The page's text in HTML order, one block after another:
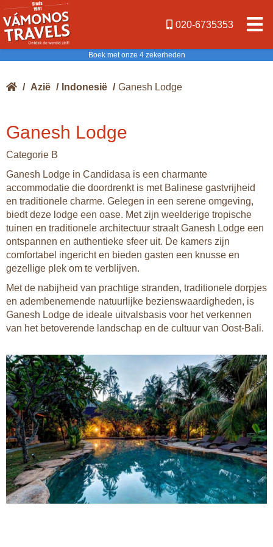
020-6735353
Boek met onze 4 zekerheden
/ Azië / Indonesië / Ganesh Lodge
Ganesh Lodge
Categorie B
Ganesh Lodge in Candidasa is een charmante
accommodatie die doordrenkt is met Balinese gastvrijheid
en traditionele charme. Gelegen in een serene omgeving,
biedt deze lodge een oase. Met zijn weelderige tropische
tuinen en traditionele architectuur straalt Ganesh Lodge een
ontspannen en authentieke sfeer uit. De kamers zijn
comfortabel ingericht en bieden gasten een knusse en
gezellige plek om te verblijven.
Met de nabijheid van prachtige stranden, traditionele dorpjes
en adembenemende natuurlijke bezienswaardigheden, is
Ganesh Lodge de ideale uitvalsbasis voor het verkennen
van het betoverende landschap en de cultuur van Oost-Bali.